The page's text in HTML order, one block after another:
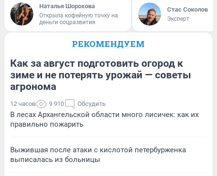
Наталья Шорохова
Открыла кофейную точку на
деньги соцразвития
Стас Соколов
Эксперт
РЕКОМЕНДУЕМ
Как за август подготовить огород к
зиме и не потерять урожай — советы
агронома
12 часов 9 910 Обсудить
В лесах Архангельской области много лисичек: как их
правильно пожарить
Выжившая после атаки с кислотой петербурженка
выписалась из больницы